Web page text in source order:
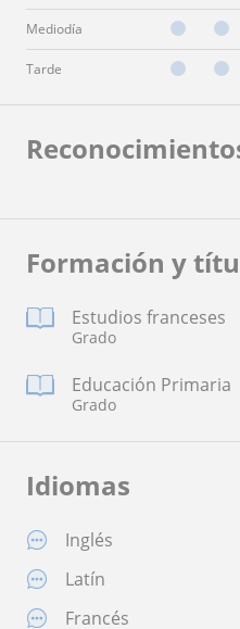
Mediodía
Tarde
Formación y
Estudios franceses
Grado
Educación Primaria
Grado
Idiomas
Inglés
Latín
Francés